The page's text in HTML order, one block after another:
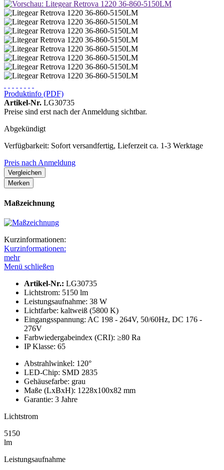
Produktinfo (PDF)
Artikel-Nr. LG30735
Preise sind erst nach der Anmeldung sichtbar.
Abgekündigt
Verfügbarkeit: Sofort versandfertig, Lieferzeit ca. 1-3 Werktage
Preis nach Anmeldung
Vergleichen
Merken
Maßzeichnung
Kurzinformationen:
Kurzinformationen:
mehr
Menü schließen
Artikel-Nr.: LG30735
Lichtstrom: 5150 lm
Leistungs­aufnahme: 38 W
Lichtfarbe: kaltweiß (5800 K)
Eingangsspannung: AC 198 - 264V, 50/60Hz, DC 176 -
276V
Farbwieder­gabeindex (CRI): ≥80 Ra
IP Klasse: 65
Abstrahl­winkel: 120°
LED-Chip: SMD 2835
Gehäusefarbe: grau
Maße (LxBxH): 1228x100x82 mm
Garantie: 3 Jahre
Lichtstrom
5150
lm
Leistungs­aufnahme